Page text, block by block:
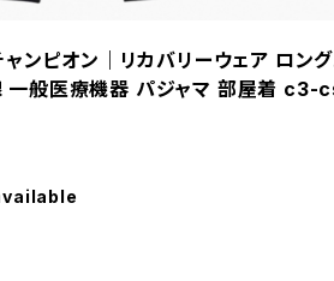
ンピオン｜リカバリーウェア ロン
一般医療機器 パジャマ 部屋着 c3-